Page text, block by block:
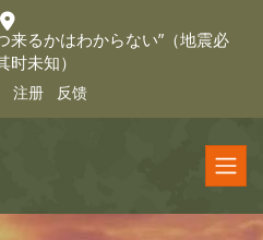
来るかはわからない”（地震必
时未知）
注册 反馈